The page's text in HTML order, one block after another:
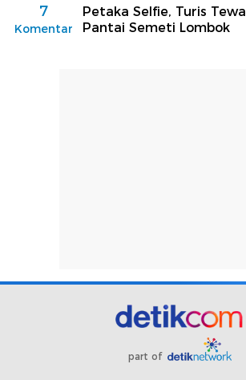
7
Komentar
Petaka Selfie, Turis
Pantai Semeti Lombok
part of